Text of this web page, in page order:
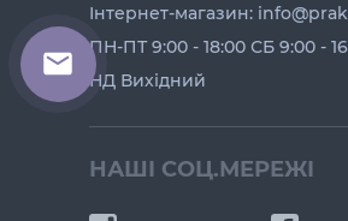
Інтернет-магазин:
ПН-ПТ 9:00 - 18:00 СБ 9:00 -
НД Вихідний
НАШІ СОЦ.МЕРЕЖІ